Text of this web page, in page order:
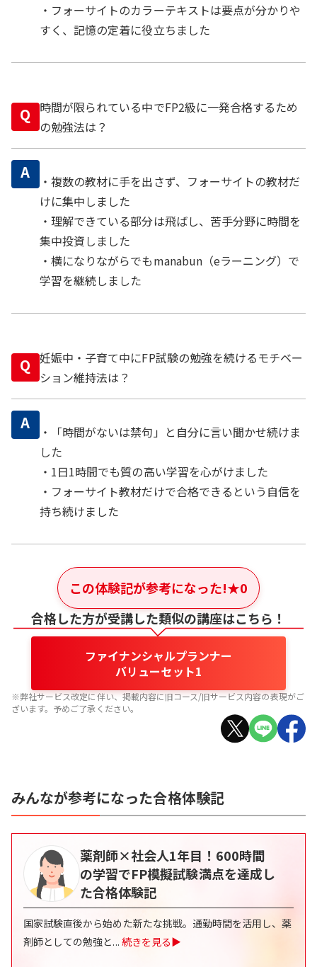
・フォーサイトのカラーテキストは要点が分かりや
すく、記憶の定着に役立ちました
Q
時間が限られている中でFP2級に一発合格するため
の勉強法は？
A
・複数の教材に手を出さず、フォーサイトの教材だ
けに集中しました
・理解できている部分は飛ばし、苦手分野に時間を
集中投資しました
・横になりながらでもmanabun（eラーニング）で
学習を継続しました
Q 妊娠中・子育て中にFP試験の勉強を続けるモチベー
ション維持法は？
A
・「時間がないは禁句」と自分に言い聞かせ続けま
した
・1日1時間でも質の高い学習を心がけました
・フォーサイト教材だけで合格できるという自信を
持ち続けました
この体験記が参考になった!★0
合格した方が受講した類似の講座はこちら！
ファイナンシャルプランナー
バリューセット1
※弊社サービス改定に伴い、掲載内容に旧コース/旧サービス内容の表現がご
ざいます。予めご了承ください。
みんなが参考になった合格体験記
薬剤師×社会人1年目！600時間
の学習でFP模擬試験満点を達成し
た合格体験記
国家試験直後から始めた新たな挑戦。通勤時間を活用し、薬
剤師としての勉強と... 続きを見る▶